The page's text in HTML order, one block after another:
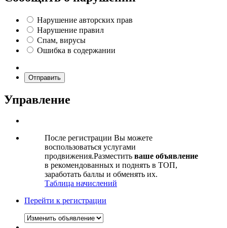
Нарушение авторских прав
Нарушение правил
Спам, вирусы
Ошибка в содержании
Отправить
Управление
После регистрации Вы можете
воспользоваться услугами
продвижения.Разместить ваше объявление
в рекомендованных и поднять в ТОП,
заработать баллы и обменять их.
Таблица начислений
Перейти к регистрации